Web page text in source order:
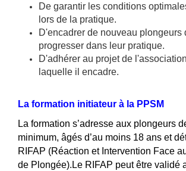
De garantir les conditions
lors de la pratique.
D'encadrer de nouveau plongeurs
progresser dans leur pratique.
D'adhérer au projet de
laquelle il encadre.
La formation initiateur à la PPSM
La formation s’adresse aux plongeurs
minimum, âgés d’au moins 18 ans et
RIFAP (Réaction et Intervention Face
de Plongée).Le RIFAP peut être validé